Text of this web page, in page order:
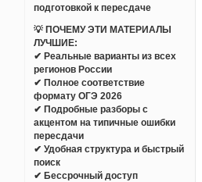
подготовкой к пересдаче
💡 ПОЧЕМУ ЭТИ МАТЕРИАЛЫ
ЛУЧШИЕ:
✔ Реальные варианты из всех
регионов России
✔ Полное соответствие
формату ОГЭ 2026
✔ Подробные разборы с
акцентом на типичные ошибки
пересдачи
✔ Удобная структура и быстрый
поиск
✔ Бессрочный доступ